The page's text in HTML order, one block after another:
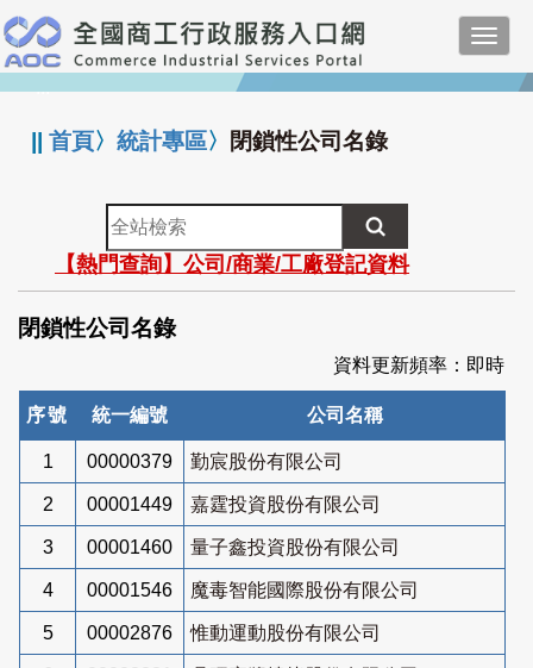
跳
到
主
要
:::
||首頁〉統計專區〉 閉鎖性公司名錄
全
站
檢
索
【熱門查詢】公司/商業/工廠登記資料
閉鎖性公司名錄
資料更新頻率：即時
序號 統一編號 公司名稱
1 00000379 勤宸股份有限公司
2 00001449 嘉霆投資股份有限公司
3 00001460 量子鑫投資股份有限公司
4 00001546 魔毒智能國際股份有限公司
5 00002876 惟動運動股份有限公司